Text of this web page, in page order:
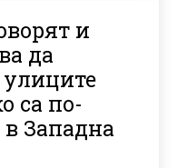
и
да
са по-
в Западна